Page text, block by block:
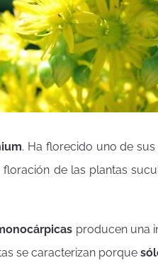
. Ha florecido uno de
de las plantas
producen una
se caracterizan porque